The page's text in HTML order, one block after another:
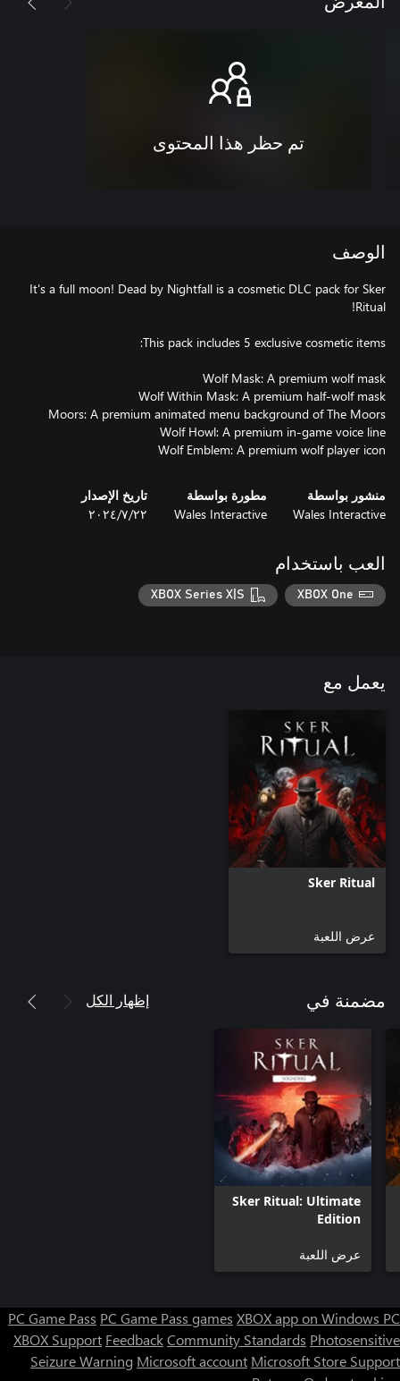
تم حظر هذا المحتوى
الوصف
It's a full moon! Dead by Nightfall is a cosmetic DLC pack for Sker
Wolf Emblem: A premium wolf player icon
منشور بواسطة
Wales Interactive
مطورة بواسطة
Wales Interactive
تاريخ الإصدار
٢٢‏/٧‏/٢٠٢٤
العب باستخدام
XBOX One
XBOX Series X|S
يعمل مع
Sker Ritual
عرض اللعبة
مضمنة في إظهار الكل
Sker Ritual: Ultimate
Edition
عرض اللعبة
PC Game Pass PC Game Pass games XBOX app on Windows PC
XBOX Support FeedbackCommunity Standards Photosensitive
Seizure Warning Microsoft account Microsoft Store Support